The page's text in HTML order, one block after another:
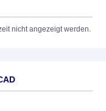
nicht angezeigt werden.